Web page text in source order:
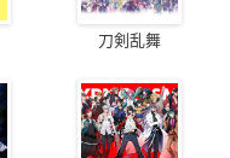
刀剣乱舞